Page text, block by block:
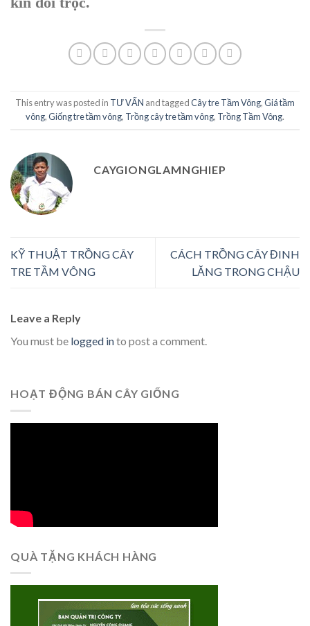
This entry was posted in TƯ VẤN and taggedCây tre Tầm Vông,Giá tầm
vông,Giống tre tầm vông, Trồng cây tre tầm vông, Trồng Tầm Vông.
CAYGIONGLAMNGHIEP
KỸ THUẬT TRỒNG CÂY
TRE TẦM VÔNG
CÁCH TRỒNG CÂY ĐINH
LĂNG TRONG CHẬU
Leave a Reply
You must be logged into post a comment.
HOẠT ĐỘNG BÁN CÂY GIỐNG
QUÀ TẶNG KHÁCH HÀNG